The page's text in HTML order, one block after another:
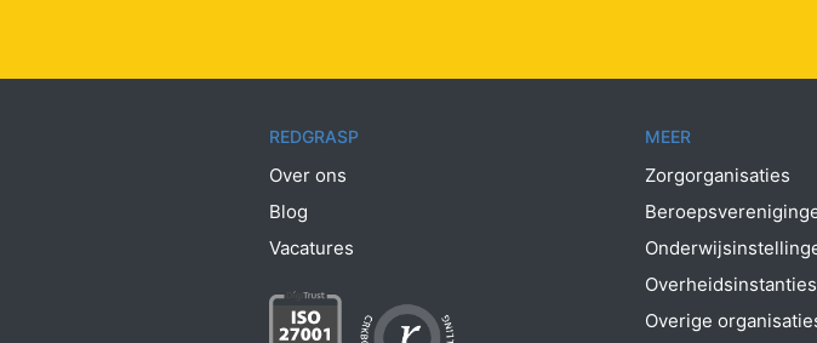
REDGRASP
Over ons
Blog
Vacatures
MEER
Zorgorganisaties
Overheidsinstanties
Overige